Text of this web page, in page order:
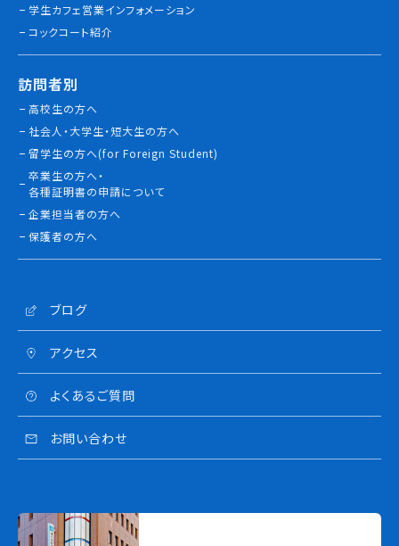
学生カフェ営業インフォメーション
コックコート紹介
訪問者別
高校生の方へ
社会人・大学生・短大生の方へ
留学生の方へ(for Foreign Student)
卒業生の方へ・
各種証明書の申請について
企業担当者の方へ
保護者の方へ
ブログ
アクセス
よくあるご質問
お問い合わせ